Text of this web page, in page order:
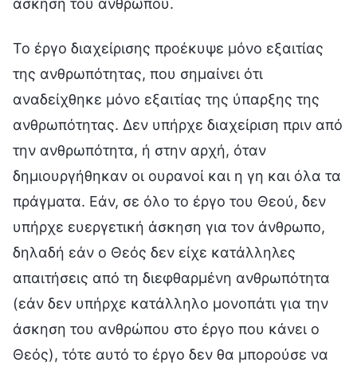
Το έργο διαχείρισης προέκυψε μόνο εξαιτίας
της ανθρωπότητας, που σημαίνει ότι
αναδείχθηκε μόνο εξαιτίας της ύπαρξης της
ανθρωπότητας. Δεν υπήρχε διαχείριση πριν από
την ανθρωπότητα, ή στην αρχή, όταν
δημιουργήθηκαν οι ουρανοί και η γη και όλα τα
πράγματα. Εάν, σε όλο το έργο του Θεού, δεν
υπήρχε ευεργετική άσκηση για τον άνθρωπο,
δηλαδή εάν ο Θεός δεν είχε κατάλληλες
απαιτήσεις από τη διεφθαρμένη ανθρωπότητα
(εάν δεν υπήρχε κατάλληλο μονοπάτι για την
άσκηση του ανθρώπου στο έργο που κάνει ο
Θεός), τότε αυτό το έργο δεν θα μπορούσε να